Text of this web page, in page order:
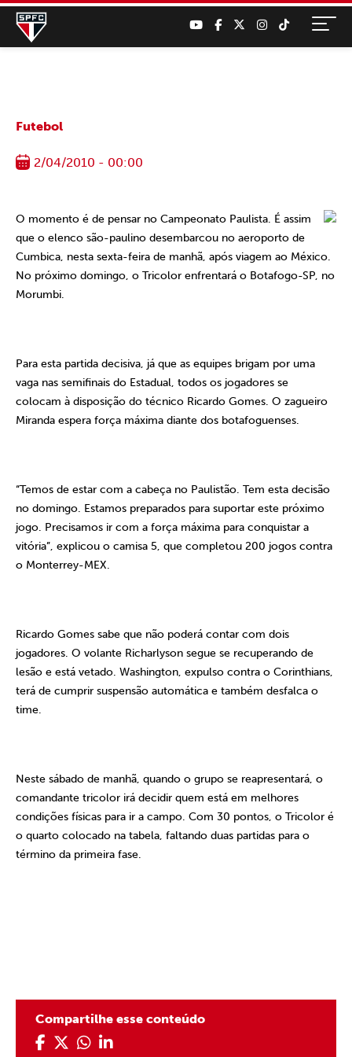
Futebol
2/04/2010 - 00:00
O momento é de pensar no Campeonato Paulista. É assim
que o elenco são-paulino desembarcou no aeroporto de
Cumbica, nesta sexta-feira de manhã, após viagem ao México.
No próximo domingo, o Tricolor enfrentará o Botafogo-SP, no
Morumbi.
Para esta partida decisiva, já que as equipes brigam por uma
vaga nas semifinais do Estadual, todos os jogadores se
colocam à disposição do técnico Ricardo Gomes. O zagueiro
Miranda espera força máxima diante dos botafoguenses.
“Temos de estar com a cabeça no Paulistão. Tem esta decisão
no domingo. Estamos preparados para suportar este próximo
jogo. Precisamos ir com a força máxima para conquistar a
vitória”, explicou o camisa 5, que completou 200 jogos contra
o Monterrey-MEX.
Ricardo Gomes sabe que não poderá contar com dois
jogadores. O volante Richarlyson segue se recuperando de
lesão e está vetado. Washington, expulso contra o Corinthians,
terá de cumprir suspensão automática e também desfalca o
time.
Neste sábado de manhã, quando o grupo se reapresentará, o
comandante tricolor irá decidir quem está em melhores
condições físicas para ir a campo. Com 30 pontos, o Tricolor é
o quarto colocado na tabela, faltando duas partidas para o
término da primeira fase.
Compartilhe esse conteúdo